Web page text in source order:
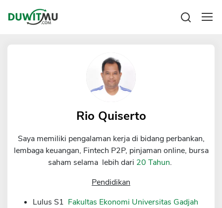
Mengelola keuangan
Pinjaman Online
Hutang
KTA
Rio Quiserto
Saya memiliki pengalaman kerja di bidang perbankan,
lembaga keuangan, Fintech P2P, pinjaman online, bursa
saham selama lebih dari 20 Tahun.
Pendidikan
Lulus S1 Fakultas Ekonomi Universitas Gadjah